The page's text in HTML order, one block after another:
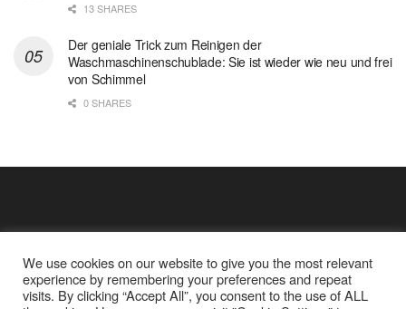
13 SHARES
Der geniale Trick zum Reinigen der
Waschmaschinenschublade: Sie ist wieder wie neu und frei
von Schimmel
0 SHARES
We use cookies on our website to give you the most relevant
experience by remembering your preferences and repeat
visits. By clicking “Accept All”, you consent to the use of ALL